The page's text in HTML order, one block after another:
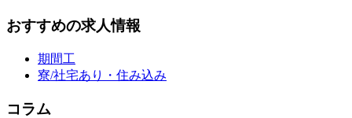
おすすめの求人情報
期間工
寮/社宅あり・住み込み
コラム